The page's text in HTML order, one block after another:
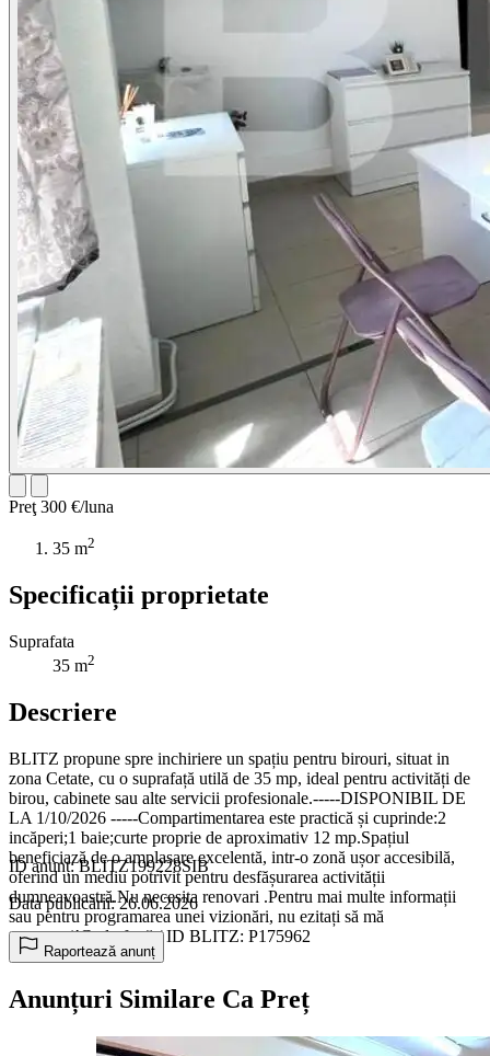
Preţ 300 €/luna
35 m2
Specificații proprietate
Suprafata
35 m2
Descriere
BLITZ propune spre inchiriere un spațiu pentru birouri, situat in
zona Cetate, cu o suprafață utilă de 35 mp, ideal pentru activități de
birou, cabinete sau alte servicii profesionale.-----DISPONIBIL DE
LA 1/10/2026 -----Compartimentarea este practică și cuprinde:2
incăperi;1 baie;curte proprie de aproximativ 12 mp.Spațiul
beneficiază de o amplasare excelentă, intr-o zonă ușor accesibilă,
oferind un mediu potrivit pentru desfășurarea activității
dumneavoastră.Nu necesita renovari .Pentru mai multe informații
sau pentru programarea unei vizionări, nu ezitați să mă
contactați!Cod ofertă / ID BLITZ: P175962
ID anunț: BLITZ199228SIB
Data publicării: 26.06.2026
Raportează anunț
Anunțuri Similare Ca Preț